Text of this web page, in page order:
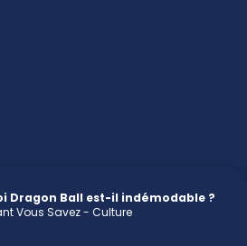
Dragon Ball est-il indémodable ?
Vous Savez - Culture